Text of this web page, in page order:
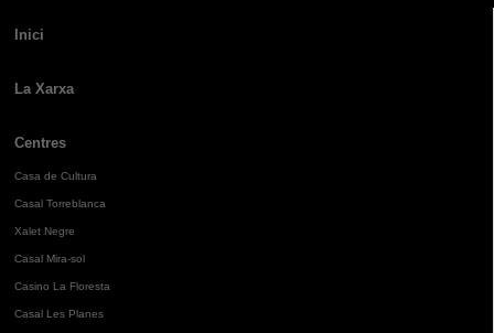
Inici
La Xarxa
Centres
Casa de Cultura
Casal Torreblanca
Xalet Negre
Casal Mira-sol
Casino La Floresta
Casal Les Planes